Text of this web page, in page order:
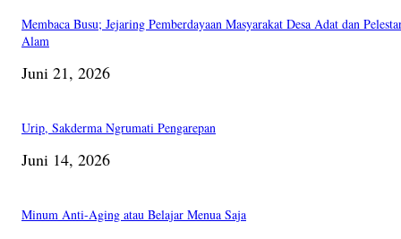
Membaca Busu; Jejaring Pemberdayaan Masyarakat Desa Adat dan
Alam
Juni 21, 2026
Urip, Sakderma Ngrumati Pengarepan
Juni 14, 2026
Minum Anti-Aging atau Belajar Menua Saja